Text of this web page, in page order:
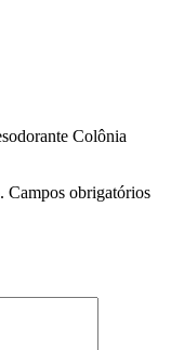
Colônia
Campos obrigatórios